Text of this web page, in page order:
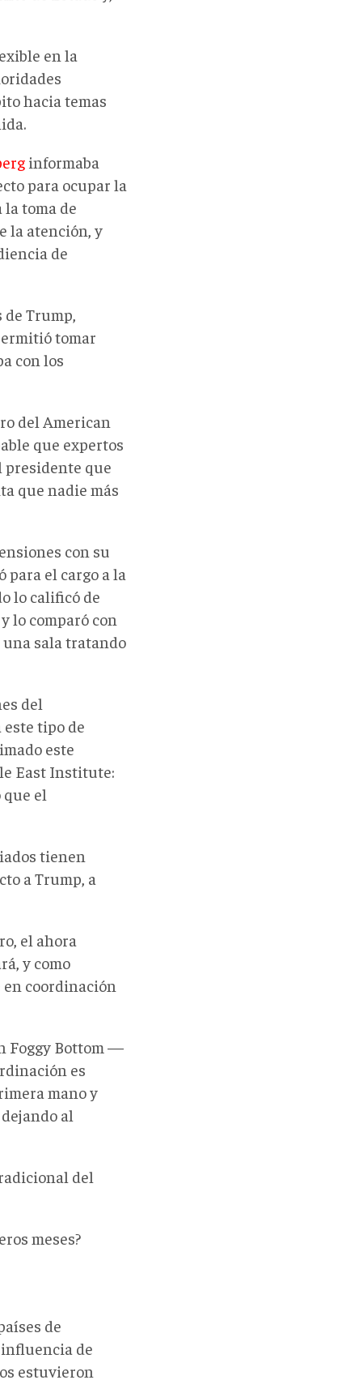
en la
hacia temas
informaba
para ocupar la
la toma de
la atención, y
de
de Trump,
tomar
con los
del American
que expertos
presidente que
que nadie más
con su
para el cargo a la
lo calificó de
lo comparó con
sala tratando
del
este tipo de
este
East Institute:
el
tienen
a Trump, a
el ahora
y como
coordinación
Foggy Bottom —
es
mano y
al
del
meses?
de
de
estuvieron